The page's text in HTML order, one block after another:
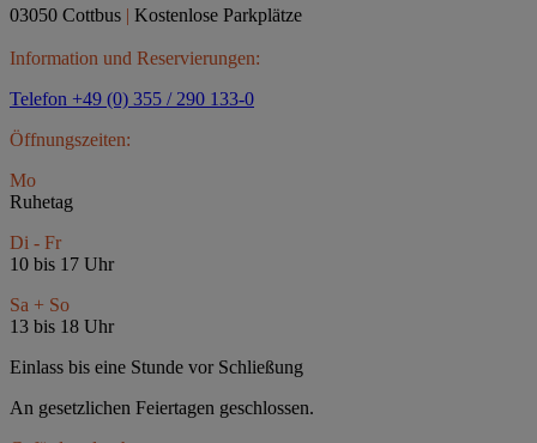
03050 Cottbus | Kostenlose Parkplätze
Information und Reservierungen:
Telefon +49 (0) 355 / 290 133-0
Öffnungszeiten:
Mo
Ruhetag
Di - Fr
10 bis 17 Uhr
Sa + So
13 bis 18 Uhr
Einlass bis eine Stunde vor Schließung
An gesetzlichen Feiertagen geschlossen.